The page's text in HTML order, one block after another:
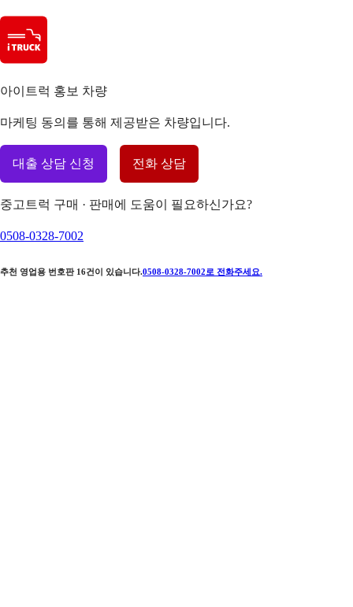
아이트럭 홍보 차량
마케팅 동의를 통해 제공받은 차량입니다.
대출 상담 신청 전화 상담
중고트럭 구매 · 판매에 도움이 필요하신가요?
0508-0328-7002
추천 영업용 번호판 16건이 있습니다.0508-0328-7002 로 전화주세요.